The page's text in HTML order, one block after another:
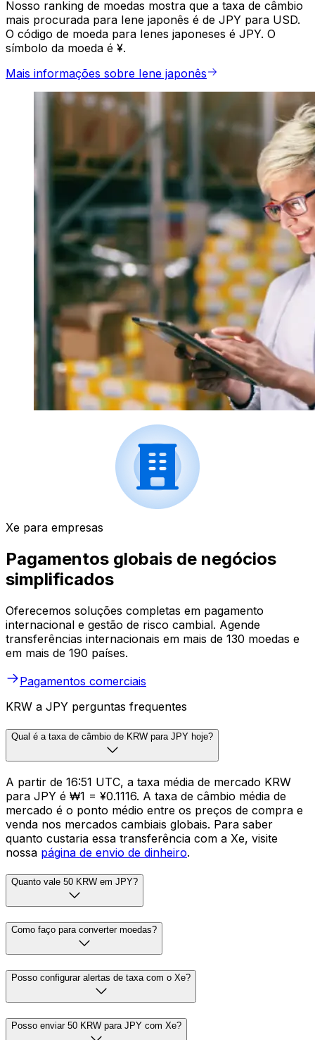
Nosso ranking de moedas mostra que a taxa de câmbio
mais procurada para Iene japonês é de JPY para USD.
O código de moeda para Ienes japoneses é JPY. O
símbolo da moeda é ¥.
Mais informações sobre Iene japonês
Xe para empresas
Pagamentos globais de negócios
simplificados
Oferecemos soluções completas em pagamento
internacional e gestão de risco cambial. Agende
transferências internacionais em mais de 130 moedas e
em mais de 190 países.
Pagamentos comerciais
KRW a JPY perguntas frequentes
Qual é a taxa de câmbio de KRW para JPY hoje?
A partir de 16:51 UTC, a taxa média de mercado KRW
para JPY é ₩1 = ¥0.1116. A taxa de câmbio média de
mercado é o ponto médio entre os preços de compra e
venda nos mercados cambiais globais. Para saber
quanto custaria essa transferência com a Xe, visite
nossa página de envio de dinheiro.
Quanto vale 50 KRW em JPY?
Como faço para converter moedas?
Posso configurar alertas de taxa com o Xe?
Posso enviar 50 KRW para JPY com Xe?